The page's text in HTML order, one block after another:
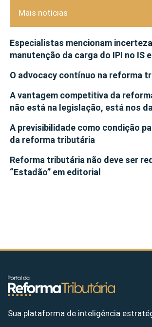
Mais notícias
Especialistas mencionam
manutenção da carga do IPI no IS
O advocacy contínuo na reforma
A vantagem competitiva da
não está na legislação, está nos
A previsibilidade como condição
da reforma tributária
Reforma tributária não deve ser
“Estadão” em editorial
Sua plataforma de inteligência